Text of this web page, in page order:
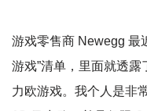
游戏零售商 Newegg 最
游戏”清单，里面就透
力欧游戏。我个人是非